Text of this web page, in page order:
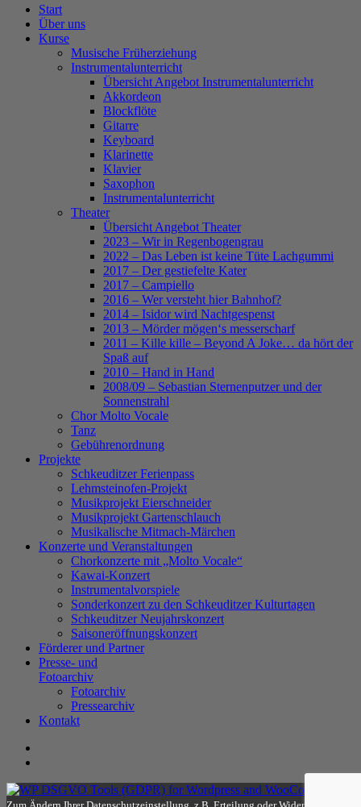
Close
Menu
Start
Über uns
Kurse
Musische Früherziehung
Instrumentalunterricht
Übersicht Angebot Instrumentalunterricht
Akkordeon
Blockflöte
Gitarre
Keyboard
Klarinette
Klavier
Saxophon
Instrumentalunterricht
Theater
Übersicht Angebot Theater
2023 – Wir in Regenbogengrau
2022 – Das Leben ist keine Tüte Lachgummi
2017 – Der gestiefelte Kater
2017 – Campiello
2016 – Wer versteht hier Bahnhof?
2014 – Isidor wird Nachtgespenst
2013 – Mörder mögen‘s messerscharf
2011 – Kille kille – Beyond A Joke… da hört der
Spaß auf
2010 – Hand in Hand
2008/09 – Sebastian Sternenputzer und der
Sonnenstrahl
Chor Molto Vocale
Tanz
Gebührenordnung
Projekte
Schkeuditzer Ferienpass
Lehmsteinofen-Projekt
Musikprojekt Eierschneider
Musikprojekt Gartenschlauch
Musikalische Mitmach-Märchen
Konzerte und Veranstaltungen
Chorkonzerte mit „Molto Vocale“
Kawai-Konzert
Instrumentalvorspiele
Sonderkonzert zu den Schkeuditzer Kulturtagen
Schkeuditzer Neujahrskonzert
Saisoneröffnungskonzert
Förderer und Partner
Presse- und
Fotoarchiv
Fotoarchiv
Pressearchiv
Kontakt